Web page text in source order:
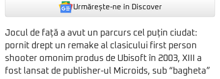
Urmărește-ne in Discover
Jocul de față a avut un parcurs cel puțin ciudat:
pornit drept un remake al clasicului first person
shooter omonim produs de Ubisoft în 2003, XIII a
fost lansat de publisher-ul Microids, sub “bagheta”